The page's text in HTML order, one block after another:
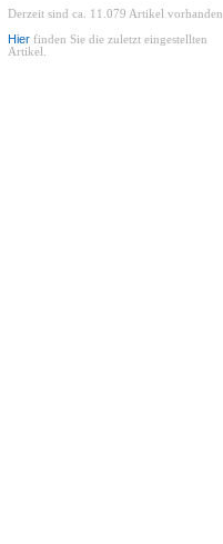
Derzeit sind ca. 11.079 Artikel vorhanden.
Hier finden Sie die zuletzt eingestellten
Artikel.